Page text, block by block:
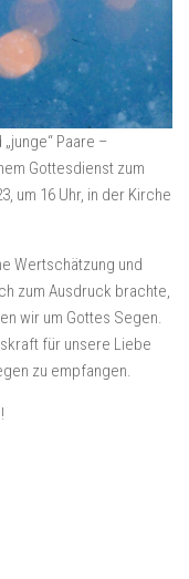
Paare –
Gottesdienst zum
um 16 Uhr, in der Kirche
Wertschätzung und
zum Ausdruck brachte,
wir um Gottes Segen.
für unsere Liebe
zu empfangen.